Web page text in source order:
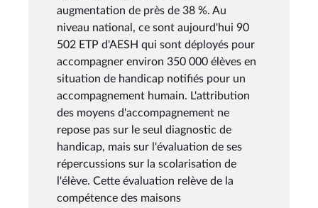
augmentation de près de 38 %. Au
niveau national, ce sont aujourd'hui 90
502 ETP d'AESH qui sont déployés pour
accompagner environ 350 000 élèves en
situation de handicap notifiés pour un
accompagnement humain. L'attribution
des moyens d'accompagnement ne
repose pas sur le seul diagnostic de
handicap, mais sur l'évaluation de ses
répercussions sur la scolarisation de
l'élève. Cette évaluation relève de la
compétence des maisons